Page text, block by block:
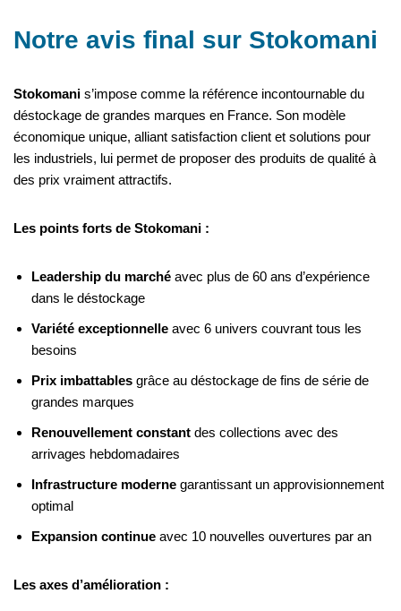
Notre avis final sur Stokomani
Stokomani s’impose comme la référence incontournable du
déstockage de grandes marques en France. Son modèle
économique unique, alliant satisfaction client et solutions pour
les industriels, lui permet de proposer des produits de qualité à
des prix vraiment attractifs.
Les points forts de Stokomani :
Leadership du marché avec plus de 60 ans d’expérience
dans le déstockage
Variété exceptionnelle avec 6 univers couvrant tous les
besoins
Prix imbattables grâce au déstockage de fins de série de
grandes marques
Renouvellement constant des collections avec des
arrivages hebdomadaires
Infrastructure moderne garantissant un approvisionnement
optimal
Expansion continue avec 10 nouvelles ouvertures par an
Les axes d’amélioration :